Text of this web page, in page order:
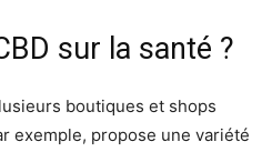
sur la santé ?
boutiques et shops
exemple, propose une variété